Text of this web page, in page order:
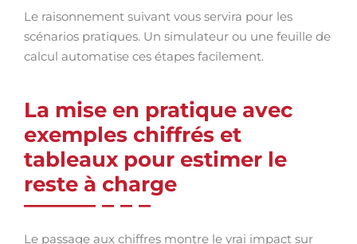
Le raisonnement suivant vous servira pour les
scénarios pratiques. Un simulateur ou une feuille de
calcul automatise ces étapes facilement.
La mise en pratique avec
exemples chiffrés et
tableaux pour estimer le
reste à charge
Le passage aux chiffres montre le vrai impact sur